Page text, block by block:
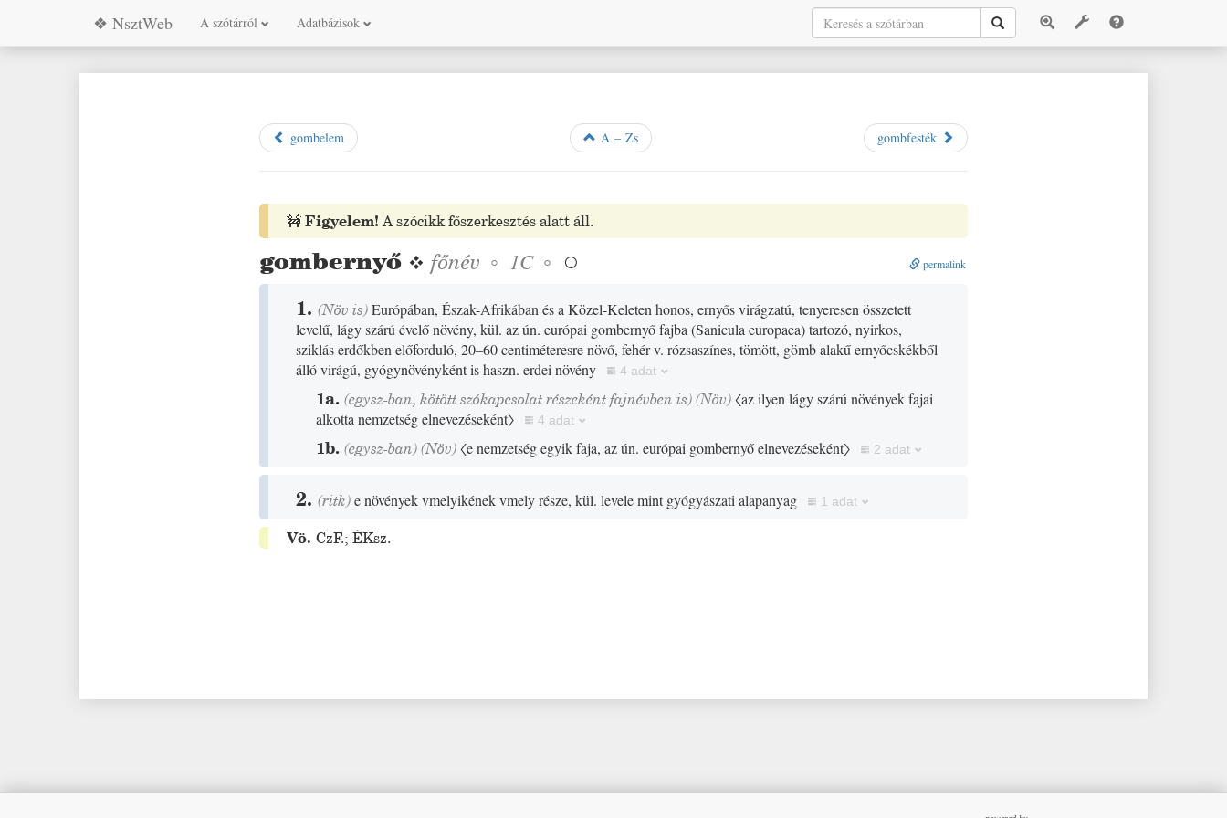
❖ NsztWeb A szótárról Adatbázisok
gombelem A – Zs gombfesték
🚧Figyelem!A szócikk főszerkesztés alatt áll.
gombernyő ❖főnév ◦ 1C◦  permalink
1.(Növ is) Európában, Észak-Afrikában és a Közel-Keleten honos, ernyős virágzatú, tenyeresen összetett
levelű, lágy szárú évelő növény, kül. az ún. európai gombernyő fajba (Sanicula europaea)tartozó, nyirkos,
sziklás erdőkben előforduló, 20–60 centiméteresre növő, fehér v. rózsaszínes, tömött, gömb alakű ernyőcskékből
álló virágú, gyógynövényként is haszn. erdei növény
4 adat
1a.(egysz-ban, kötött szókapcsolat részeként fajnévben is)(Növ) 〈az ilyen lágy szárú növények fajai
alkotta nemzetség elnevezéseként〉
4 adat
1b.(egysz-ban)(Növ) 〈e nemzetség egyik faja, az ún. európai gombernyő elnevezéseként〉 2 adat
2.(ritk) e növények vmelyikének vmely része, kül. levele mint gyógyászati alapanyag 1 adat
Vö.CzF.;ÉKsz.